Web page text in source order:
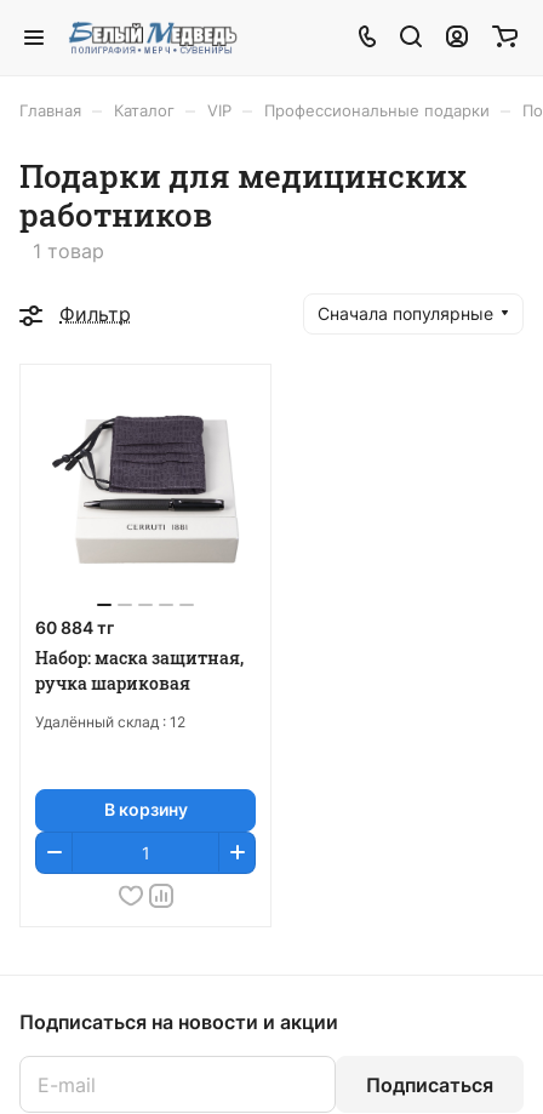
Главная Каталог VIP Профессиональные подарки
Подарки для медицинских
работников
1 товар
Фильтр Сначала популярные
60 884 тг
Набор: маска защитная,
ручка шариковая
Удалённый склад : 12
В корзину
Подписаться на новости и акции
Подписаться